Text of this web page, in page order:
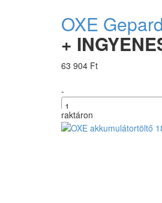
OXE
+
63 904 Ft
-
+
raktáron